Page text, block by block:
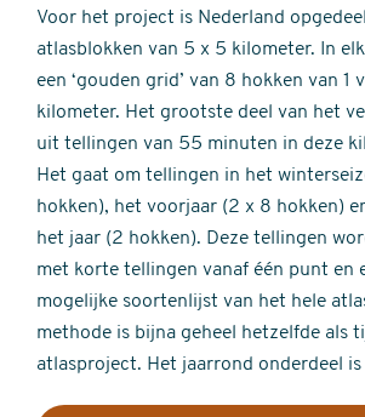
Voor het project is Nederland
atlasblokken van 5 x 5 kilometer. In
een ‘gouden grid’ van 8 hokken van 1
kilometer. Het grootste deel van het
uit tellingen van 55 minuten in deze
Het gaat om tellingen in het
hokken), het voorjaar (2 x 8 hokken)
het jaar (2 hokken). Deze tellingen
met korte tellingen vanaf één punt en
mogelijke soortenlijst van het hele
methode is bijna geheel hetzelfde als
atlasproject. Het jaarrond onderdeel is